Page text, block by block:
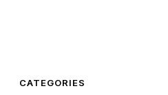
CATEGORIES